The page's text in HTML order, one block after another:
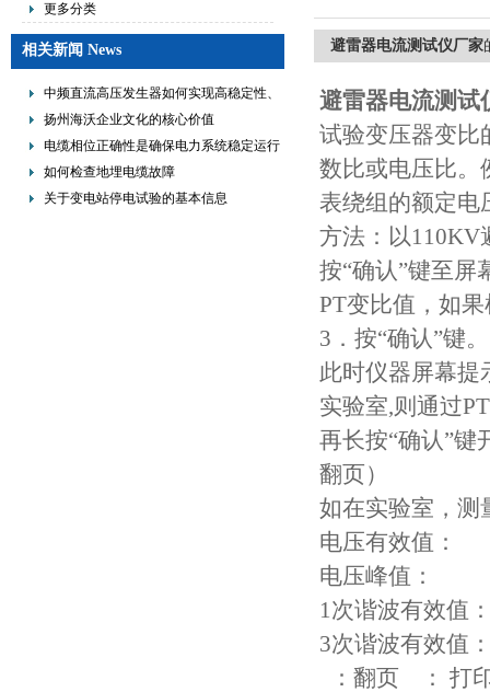
更多分类
相关新闻 News
中频直流高压发生器如何实现高稳定性、
低纹波与便携式设计？
扬州海沃企业文化的核心价值
电缆相位正确性是确保电力系统稳定运行
的重要措施
如何检查地埋电缆故障
关于变电站停电试验的基本信息
避雷器电流测试仪厂家
避雷器电流测试
试验变压器变比
数比或电压比。
表绕组的额定电
方法：以
按“确认”键至屏
PT变比值，如
3．按“确认”键。
此时仪器屏幕提
实验室,则通过
再长按“确认”
翻页）
如在实验室，测
电压有效值
电压峰值：
1次谐波有效
3次谐波有效
：翻页 ： 打